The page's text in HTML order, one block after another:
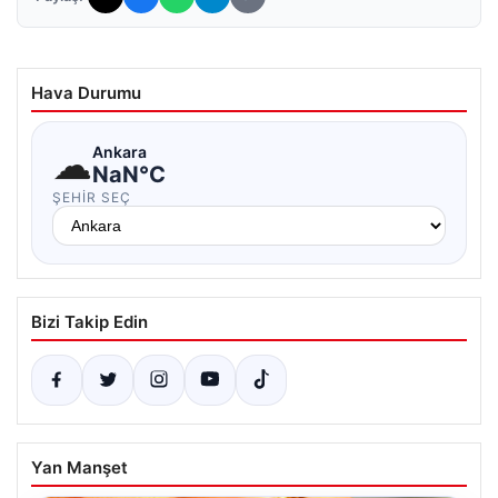
Hava Durumu
☁Ankara
NaN°C
ŞEHIR SEÇ
Bizi Takip Edin
Yan Manşet